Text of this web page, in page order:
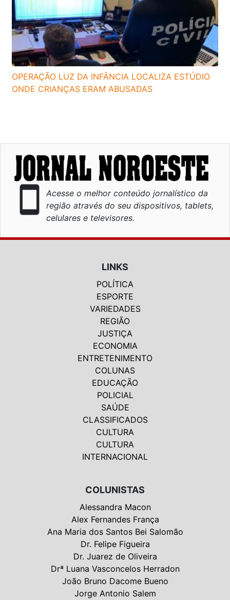
OPERAÇÃO LUZ DA INFÂNCIA LOCALIZA ESTÚDIO
ONDE CRIANÇAS ERAM ABUSADAS
smartphone
Acesse o melhor conteúdo jornalístico da
região através do seu dispositivos, tablets,
celulares e televisores.
LINKS
POLÍTICA
ESPORTE
VARIEDADES
REGIÃO
JUSTIÇA
ECONOMIA
ENTRETENIMENTO
COLUNAS
EDUCAÇÃO
POLICIAL
SAÚDE
CLASSIFICADOS
CULTURA
CULTURA
INTERNACIONAL
COLUNISTAS
Alessandra Macon
Alex Fernandes França
Ana Maria dos Santos Bei Salomão
Dr. Felipe Figueira
Dr. Juarez de Oliveira
Drª Luana Vasconcelos Herradon
João Bruno Dacome Bueno
Jorge Antonio Salem